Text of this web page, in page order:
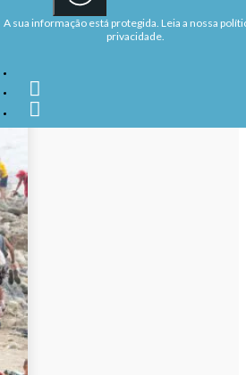
A sua informação está protegida. Leia a nossa
privacidade.